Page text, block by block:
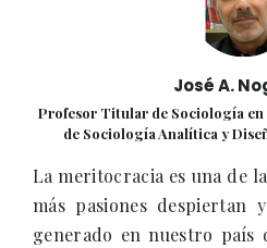
José A.
Profesor Titular de Sociología
de Sociología Analítica y
La meritocracia es una de
más pasiones despiertan
generado en nuestro